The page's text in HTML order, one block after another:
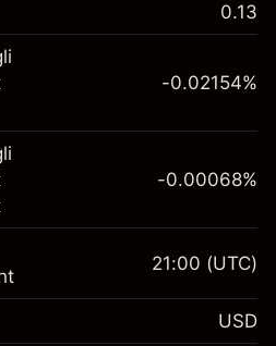
è disponibile
e knock-out.
0.13
$1,000.00
-0.02154%
-0.00068%
21:00 (UTC)
USD